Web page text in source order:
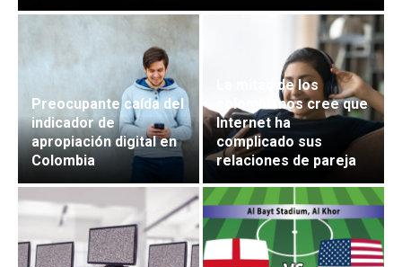
Preocupante caída del
indicador de
apropiación digital en
Colombia
La mitad de los
colombianos cree que
Internet ha
complicado sus
relaciones de pareja